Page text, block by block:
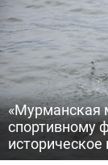
«Мурманская
спортивному
историческое